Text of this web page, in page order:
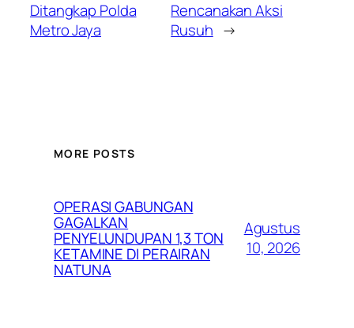
Ditangkap Polda
Metro Jaya
Rencanakan Aksi
Rusuh →
MORE POSTS
OPERASI GABUNGAN
GAGALKAN
PENYELUNDUPAN 1,3 TON
KETAMINE DI PERAIRAN
NATUNA
Agustus
10, 2026